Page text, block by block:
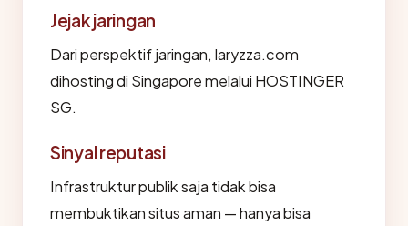
Jejak jaringan
Dari perspektif jaringan, laryzza.com
dihosting di Singapore melalui HOSTINGER
SG.
Sinyal reputasi
Infrastruktur publik saja tidak bisa
membuktikan situs aman — hanya bisa